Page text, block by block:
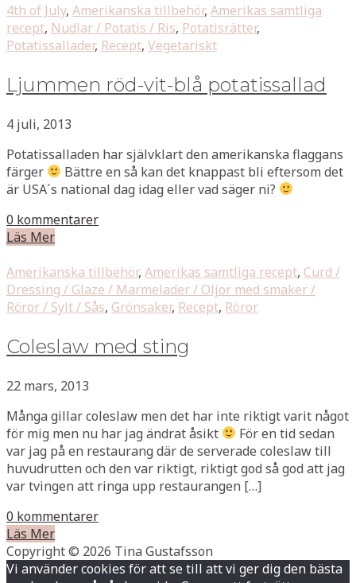
4th of July, Amerikanska tillbehör, Amerikas samtliga
recept, Nudlar / Potatis / Ris, Potatisrätter,
Potatissallader, Recept, Vegetariskt
Ljummen röd-vit-blå potatissallad
4 juli, 2013
Potatissalladen har självklart den amerikanska flaggans
färger
Bättre en så kan det knappast bli eftersom det
är USA´s national dag idag eller vad säger ni?
0 kommentarer
Läs Mer
Amerikanska tillbehör, Amerikas samtliga recept, Curd /
Dressing / Glaze / Marmelader / Oljor med smaker /
Röror / Sylt / Sås, Grönsaker, Recept, Röror
Coleslaw med sting
22 mars, 2013
Många gillar coleslaw men det har inte riktigt varit något
för mig men nu har jag ändrat åsikt
För en tid sedan
var jag på en restaurang där de serverade coleslaw till
huvudrutten och den var riktigt, riktigt god så god att jag
var tvingen att ringa upp restaurangen […]
0 kommentarer
Läs Mer
Copyright © 2026 Tina Gustafsson
Vi använder cookies för att se till att vi ger dig den bästa